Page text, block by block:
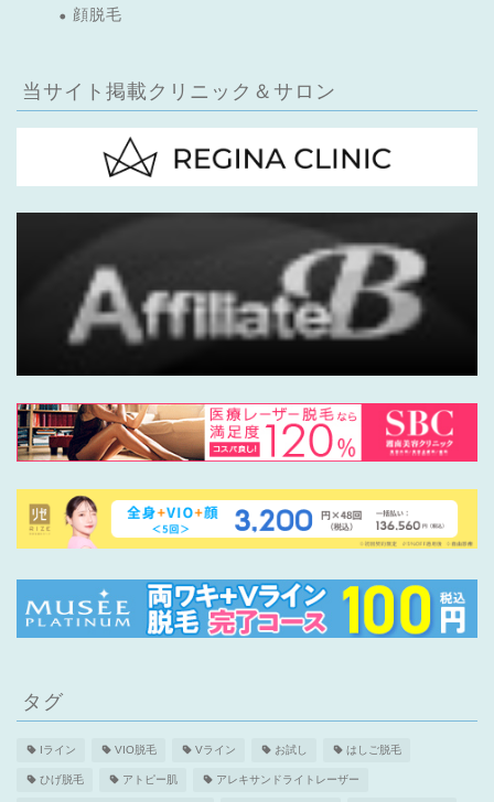
顔脱毛
当サイト掲載クリニック＆サロン
タグ
Iライン VIO脱毛 Vライン お試し はしご脱毛
ひげ脱毛 アトピー肌 アレキサンドライトレーザー